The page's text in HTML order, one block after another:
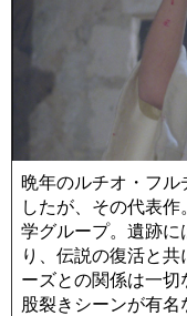
晩年のルチオ・フ
したが、その代表
学グループ。遺跡
り、伝説の復活と
ーズとの関係は一
股裂きシーンが有名